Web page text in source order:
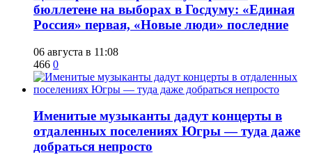
бюллетене на выборах в Госдуму: «Единая
Россия» первая, «Новые люди» последние
06 августа в 11:08
466 0
Именитые музыканты дадут концерты в
отдаленных поселениях Югры — туда даже
добраться непросто